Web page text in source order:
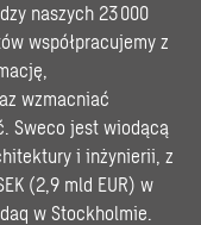
naszych 23 000
współpracujemy z
wzmacniać
Sweco jest wiodącą
i inżynierii, z
(2,9 mld EUR) w
w Stockholmie.